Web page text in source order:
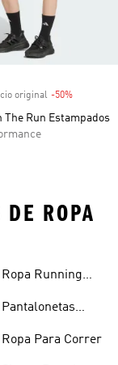
original -50%
The Run Estampados
DE ROPA
Ropa Running
Pantalonetas
Ropa Para Correr